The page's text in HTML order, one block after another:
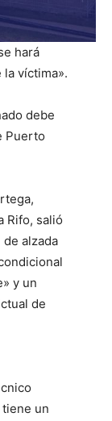
hará
víctima».
debe
Puerto
Rifo, salió
alzada
y un
de
un